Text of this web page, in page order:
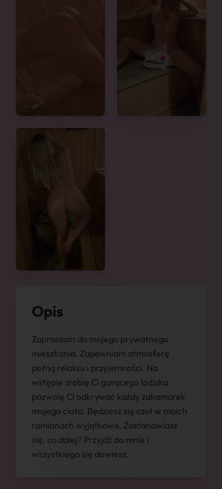
Opis
Zapraszam do mojego prywatnego
mieszkania, Zapewniam atmosferę
pełną relaksu i przyjemności. Na
wstępie zrobię Ci gorącego lodzika
pozwolę Ci odkrywać każdy zakamarek
mojego ciała. Będziesz się czuł w moich
ramionach wyjątkowo. Zastanawiasz
się, co dalej? Przyjdź do mnie i
wszystkiego się dowiesz.